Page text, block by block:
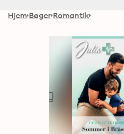
Hjem Bøger Romantik